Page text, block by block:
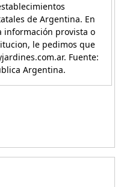
de Argentina. En
información provista o
le pedimos que
Fuente:
Argentina.